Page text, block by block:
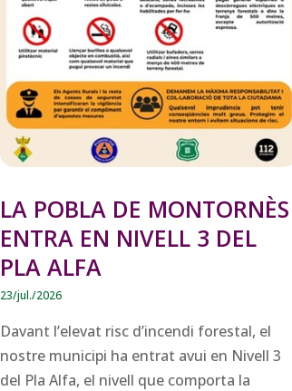
LA POBLA DE MONTORNÈS
ENTRA EN NIVELL 3 DEL
PLA ALFA
23/jul./2026
Davant l’elevat risc d’incendi forestal, el
nostre municipi ha entrat avui en Nivell 3
del Pla Alfa, el nivell que comporta la